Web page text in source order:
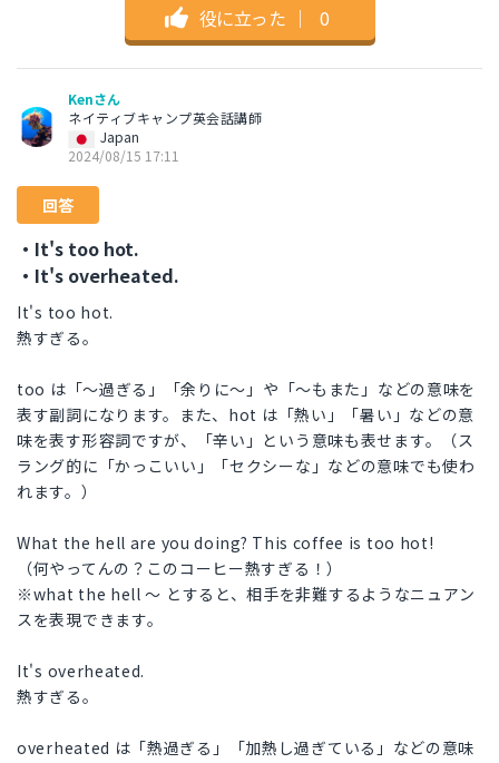
役に立った ｜ 0
Kenさん
ネイティブキャンプ英会話講師
Japan
2024/08/15 17:11
回答
・It's too hot.
・It's overheated.
It's too hot.
熱すぎる。
too は「〜過ぎる」「余りに〜」や「〜もまた」などの意味を
表す副詞になります。また、hot は「熱い」「暑い」などの意
味を表す形容詞ですが、「辛い」という意味も表せます。（ス
ラング的に「かっこいい」「セクシーな」などの意味でも使わ
れます。）
What the hell are you doing? This coffee is too hot!
（何やってんの？このコーヒー熱すぎる！）
※what the hell 〜 とすると、相手を非難するようなニュアン
スを表現できます。
It's overheated.
熱すぎる。
overheated は「熱過ぎる」「加熱し過ぎている」などの意味